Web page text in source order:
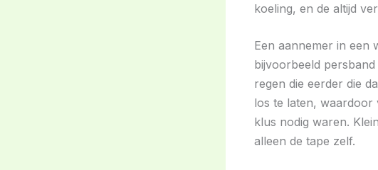
koeling, en de altijd
Een aannemer in een
bijvoorbeeld
regen die eerder die
los te laten, waardoor
klus nodig waren.
alleen de tape zelf.